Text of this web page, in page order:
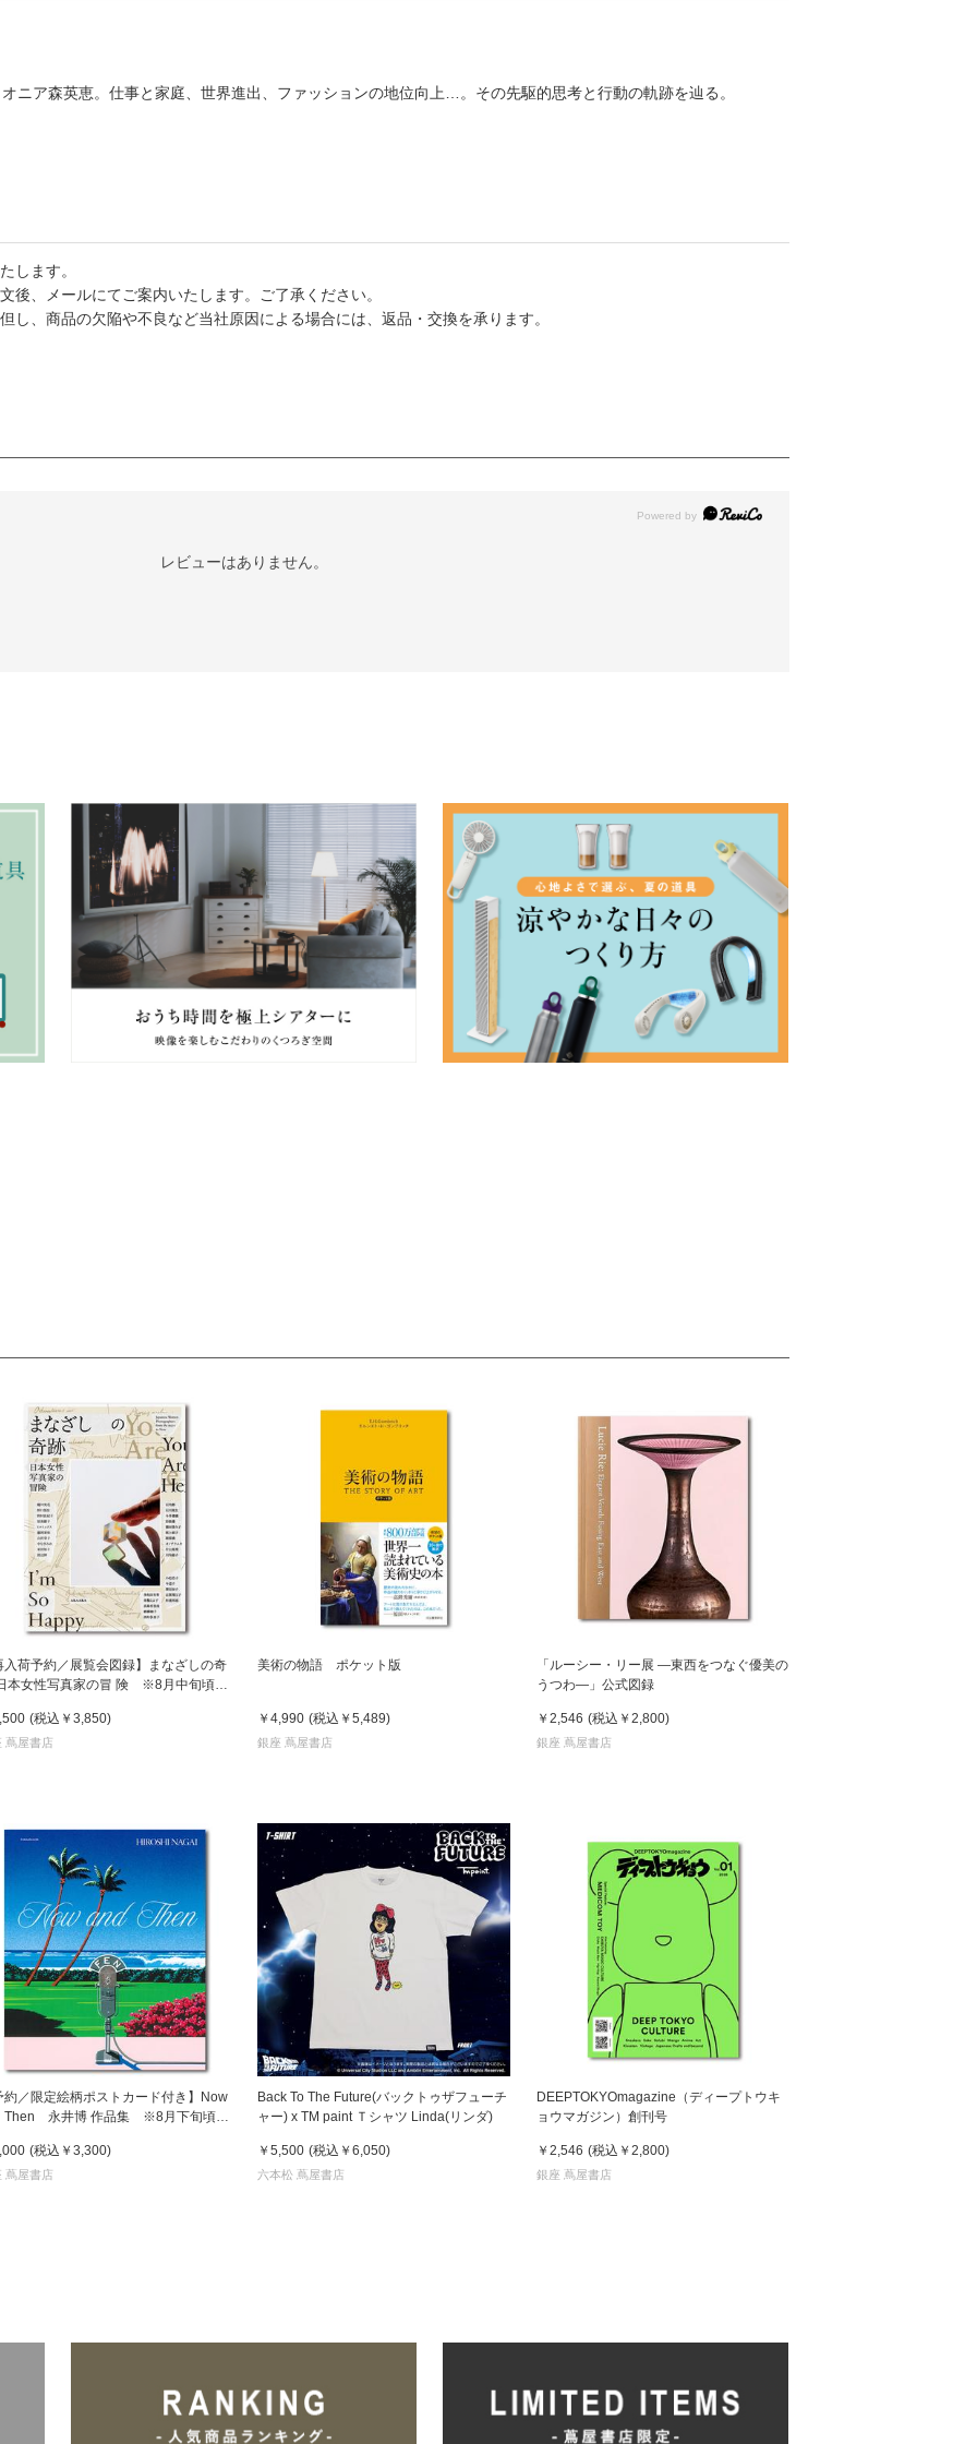
ニア森英恵。仕事と家庭、世界進出、ファッションの地位向上…。その先駆的思考と行動の軌跡を辿る。
します。
後、メールにてご案内いたします。ご了承ください。
し、商品の欠陥や不良など当社原因による場合には、返品・交換を承ります。
レビューはありません。
入荷予約／展覧会図録】まなざしの奇
本女性写真家の冒 険 ※8月中旬頃入
(税込 ￥3,850)
蔦屋書店
美術の物語 ポケット版
￥4,990 (税込 ￥5,489)
銀座 蔦屋書店
「ルーシー・リー展 ―東西をつなぐ優美の
うつわ―」公式図録
￥2,546 (税込 ￥2,800)
銀座 蔦屋書店
約／限定絵柄ポストカード付き】Now
Then 永井博 作品集 ※8月下旬頃の
(税込 ￥3,300)
蔦屋書店
Back To The Future(バックトゥザフューチ
ャー) x TM paint Ｔシャツ Linda(リンダ)
￥5,500 (税込 ￥6,050)
六本松 蔦屋書店
DEEPTOKYOmagazine（ディープトウキ
ョウマガジン）創刊号
￥2,546 (税込 ￥2,800)
銀座 蔦屋書店